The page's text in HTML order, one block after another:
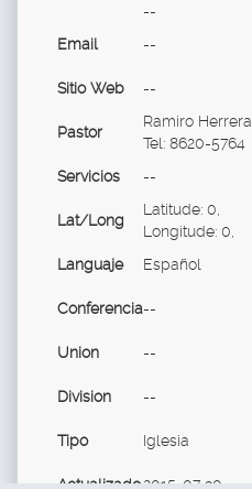
--
Email
--
Sitio Web --
Pastor
Ramiro Herrera
Tel: 8620-5764
Servicios
--
Lat/Long
Latitude: 0,
Longitude: 0,
Languaje
Español
Conferencia--
Union --
Division --
Tipo Iglesia
Actualizado2015-07-30